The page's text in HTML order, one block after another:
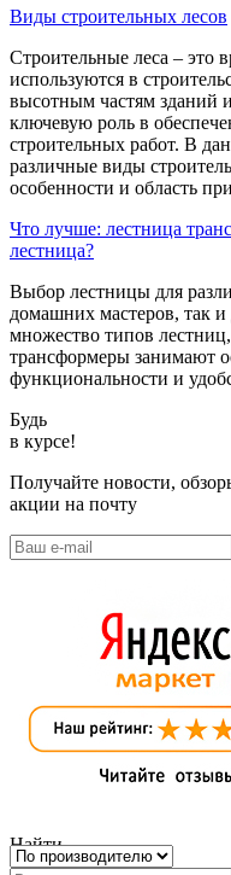
Виды строительных лесов
Строительные леса – это
используются в
высотным частям зданий
ключевую роль в
строительных работ. В
различные виды
особенности и область
Что лучше: лестница
лестница?
Выбор лестницы для
домашних мастеров, так
множество типов
трансформеры занимают
функциональности и
Будь
в курсе!
Получайте новости,
акции на почту
Найти